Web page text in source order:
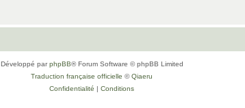
Développé parphpBB® Forum Software © phpBB Limited
Traduction française officielle ©Qiaeru
Confidentialité | Conditions